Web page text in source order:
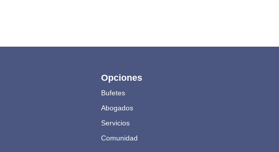
Opciones
Bufetes
Abogados
Servicios
Comunidad